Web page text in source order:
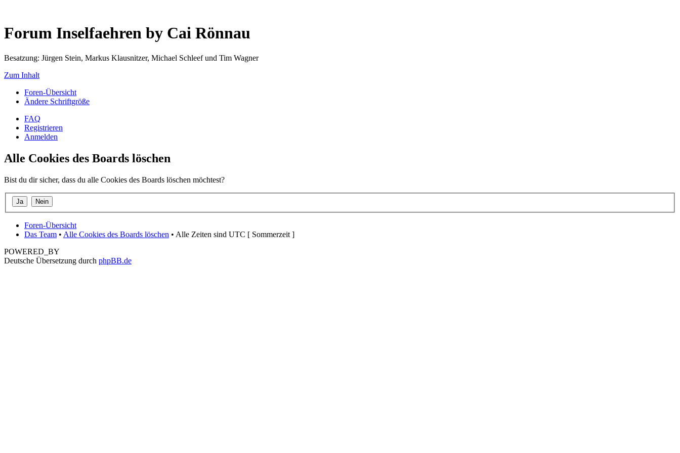
Forum Inselfaehren by Cai Rönnau
Besatzung: Jürgen Stein, Markus Klausnitzer, Michael Schleef und Tim Wagner
Zum Inhalt
Foren-Übersicht
Ändere Schriftgröße
FAQ
Registrieren
Anmelden
Alle Cookies des Boards löschen
Bist du dir sicher, dass du alle Cookies des Boards löschen möchtest?
Foren-Übersicht
Das Team • Alle Cookies des Boards löschen • Alle Zeiten sind UTC [ Sommerzeit ]
POWERED_BY
Deutsche Übersetzung durch phpBB.de